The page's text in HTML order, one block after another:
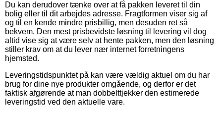
Du kan derudover tænke over at få pakken leveret til din
bolig eller til dit arbejdes adresse. Fragtformen viser sig af
og til en kende mindre prisbillig, men desuden ret så
bekvem. Den mest prisbevidste løsning til levering vil dog
altid vise sig at være selv at hente pakken, men den løsning
stiller krav om at du lever nær internet forretningens
hjemsted.
Leveringstidspunktet på kan være vældig aktuel om du har
brug for dine nye produkter omgående, og derfor er det
faktisk afgørende at man dobbelttjekker den estimerede
leveringstid ved den aktuelle vare.